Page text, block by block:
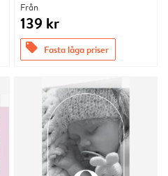
Från
139 kr
offers Fasta låga priser